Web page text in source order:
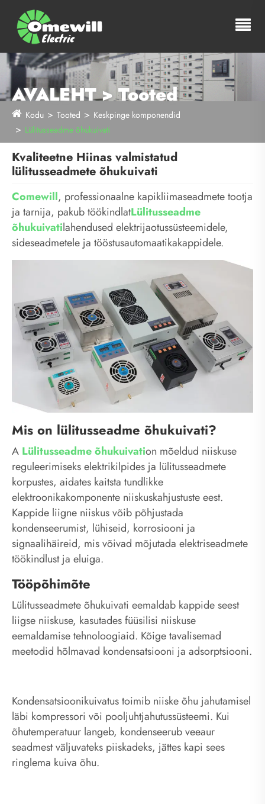
AVALEHT > Tooted
Kodu Tooted
Keskpinge komponendid
Lülitusseadme õhukuivati
Kvaliteetne Hiinas valmistatud
lülitusseadmete õhukuivati
Comewill, professionaalne kapikliimaseadmete tootja
ja tarnija, pakub töökindlatLülitusseadme
õhukuivatilahendused elektrijaotussüsteemidele,
sideseadmetele ja tööstusautomaatikakappidele.
Mis on lülitusseadme õhukuivati?
A Lülitusseadme õhukuivation mõeldud niiskuse
reguleerimiseks elektrikilpides ja lülitusseadmete
korpustes, aidates kaitsta tundlikke
elektroonikakomponente niiskuskahjustuste eest.
Kappide liigne niiskus võib põhjustada
kondenseerumist, lühiseid, korrosiooni ja
signaalihäireid, mis võivad mõjutada elektriseadmete
töökindlust ja eluiga.
Tööpõhimõte
Lülitusseadmete õhukuivati ​​eemaldab kappide seest
liigse niiskuse, kasutades füüsilisi niiskuse
eemaldamise tehnoloogiaid. Kõige tavalisemad
meetodid hõlmavad kondensatsiooni ja adsorptsiooni.
Kondensatsioonikuivatus toimib niiske õhu jahutamisel
läbi kompressori või pooljuhtjahutussüsteemi. Kui
õhutemperatuur langeb, kondenseerub veeaur
seadmest väljuvateks piiskadeks, jättes kapi sees
ringlema kuiva õhu.